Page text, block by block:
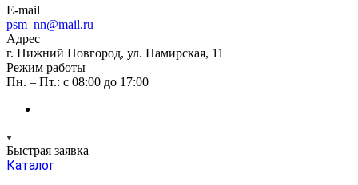
E-mail
psm_nn@mail.ru
Адрес
г. Нижний Новгород, ул. Памирская, 11
Режим работы
Пн. – Пт.: с 08:00 до 17:00
Быстрая заявка
Каталог